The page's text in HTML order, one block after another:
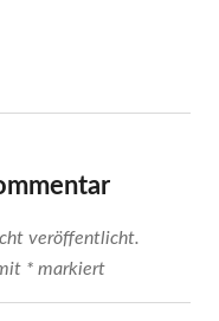
veröffentlicht.
* markiert